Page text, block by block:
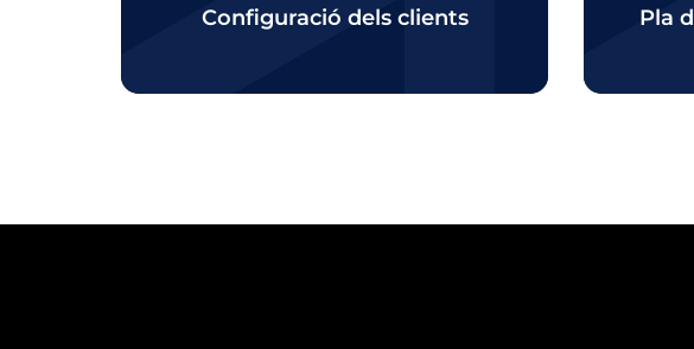
Configuració dels clients Pla